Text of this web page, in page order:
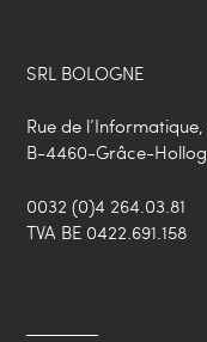
SRL BOLOGNE
Rue de
B-4460-Grâce-
0032 (0)4 264.03.81
TVA BE 0422.691.158